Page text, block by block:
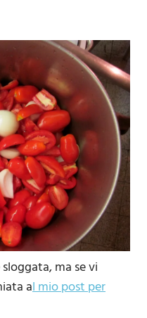
ma se vi
al mio post per